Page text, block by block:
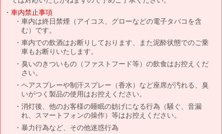
車内禁止事項
車内は終日禁煙（アイコス、グローなどの電子タバコを含
む）です。
車内での飲酒はお断りしております、また泥酔状態でのご乗
車もお断りいたします。
臭いのきついもの（ファストフード等）の飲食はお控えくだ
さい。
ヘアスプレーや制汗スプレー（香水）など座席が汚れる、臭
いがつく製品の使用はお控えください。
消灯後、他のお客様の睡眠の妨げになる行為（騒ぐ、音漏
れ、スマートフォンの操作）等はお控えください。
暴力行為など、その他迷惑行為